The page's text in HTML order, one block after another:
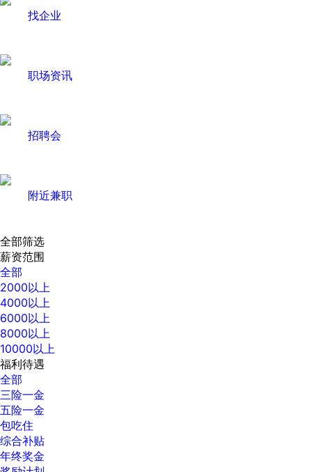
找企业
职场资讯
招聘会
附近兼职
全部筛选
薪资范围
全部
2000以上
4000以上
6000以上
8000以上
10000以上
福利待遇
全部
三险一金
五险一金
包吃住
综合补贴
年终奖金